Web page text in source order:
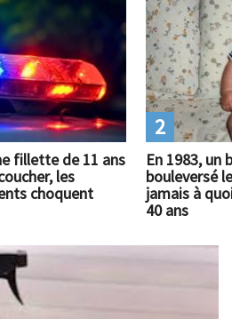
fillette de 11 ans
les
choquent
En 1983, un
bouleversé
jamais à
40 ans
2